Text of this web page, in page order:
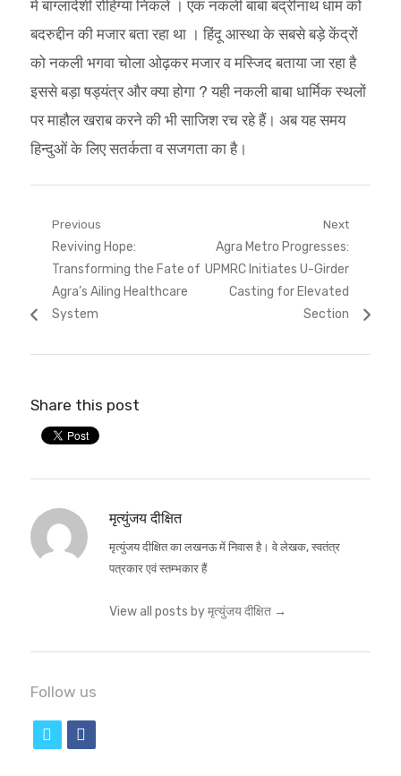
में बांग्लादेशी रोहिंग्या निकले । एक नकली बाबा बद्रीनाथ धाम को
बदरुद्दीन की मजार बता रहा था । हिंदू आस्था के सबसे बड़े केंद्रों
को नकली भगवा चोला ओढ़कर मजार व मस्जिद बताया जा रहा है
इससे बड़ा षड्यंत्र और क्या होगा ? यही नकली बाबा धार्मिक स्थलों
पर माहौल खराब करने की भी साजिश रच रहे हैं। अब यह समय
हिन्दुओं के लिए सतर्कता व सजगता का है।
Post
navigation
Previous
Previous
post:
Reviving Hope:
Transforming the Fate of
Agra’s Ailing Healthcare
System
Next
Next
post:
Agra Metro Progresses:
UPMRC Initiates U-Girder
Casting for Elevated
Section
Share this post
मृत्युंजय दीक्षित
मृत्युंजय दीक्षित का लखनऊ में निवास है। वे लेखक, स्वतंत्र
पत्रकार एवं स्तम्भकार हैं
View all posts by मृत्युंजय दीक्षित →
Follow us